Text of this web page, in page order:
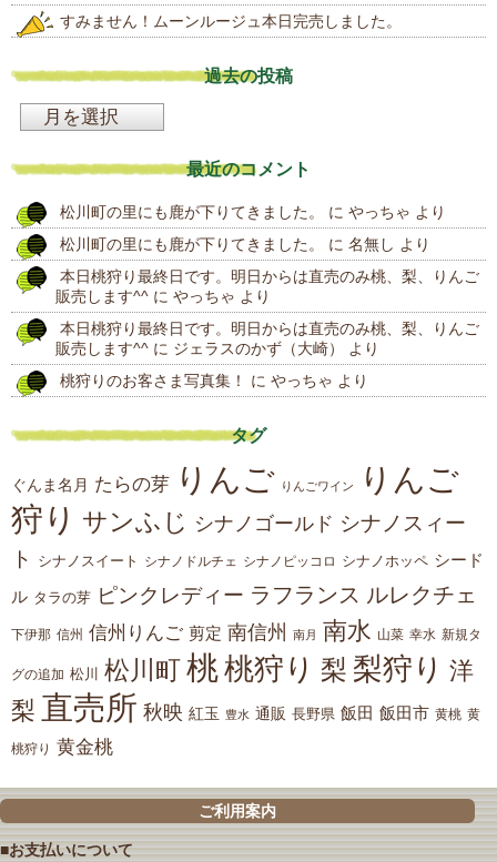
すみません！ムーンルージュ本日完売しました。
過去の投稿
投
稿
最近のコメント
松川町の里にも鹿が下りてきました。 に やっちゃ より
松川町の里にも鹿が下りてきました。
に 名無し より
本日桃狩り最終日です。明日からは直売のみ桃、梨、りんご
販売します^^ に やっちゃ より
本日桃狩り最終日です。明日からは直売のみ桃、梨、りんご
販売します^^ に ジェラスのかず（大崎）
より
桃狩りのお客さま写真集！
に やっちゃ より
タグ
ぐんま名月 たらの芽 りんご りんごワイン
りんご
狩り サンふじ シナノゴールド シナノスィー
ト
シナノスイート シナノドルチェ シナノピッコロ シナノホッペ シード
ル タラの芽 ピンクレディー ラフランス ルレクチェ
下伊那 信州 信州りんご 剪定 南信州 南月 南水 山菜 幸水 新規タ
グの追加 松川 松川町 桃桃狩り 梨 梨狩り 洋
梨 直売所 秋映 紅玉 豊水 通販 長野県 飯田 飯田市 黄桃 黄
桃狩り 黄金桃
ご利用案内
■お支払いについて